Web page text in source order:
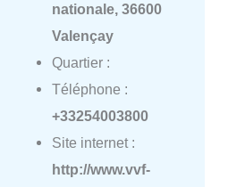
nationale, 36600
Valençay
Quartier :
Téléphone :
+33254003800
Site internet :
http://www.vvf-